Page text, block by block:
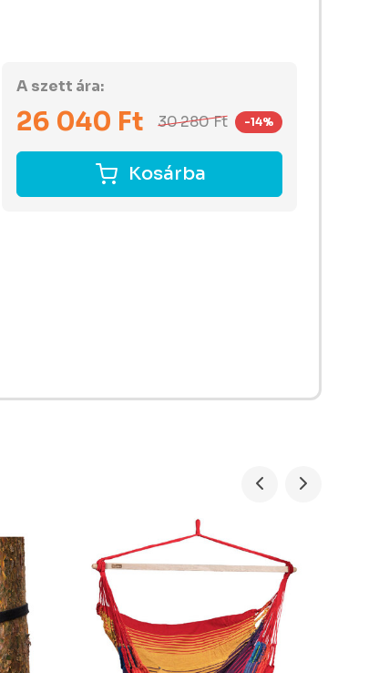
A szett ára:
26 040 Ft 30 280Ft -14%
Kosárba